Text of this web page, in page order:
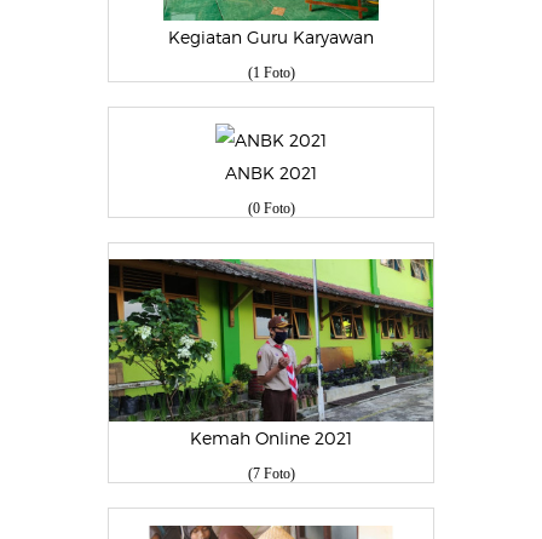
Kegiatan Guru Karyawan
(1 Foto)
ANBK 2021
(0 Foto)
Kemah Online 2021
(7 Foto)